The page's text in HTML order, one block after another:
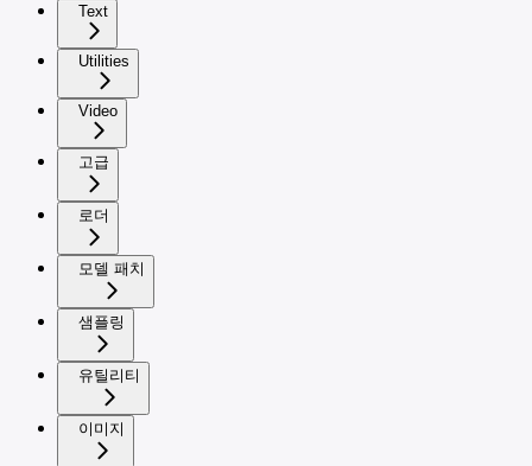
Text
Utilities
Video
고급
로더
모델 패치
샘플링
유틸리티
이미지